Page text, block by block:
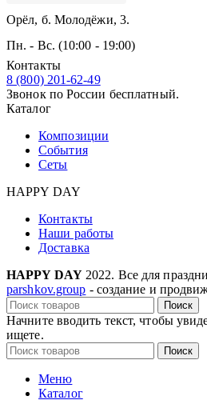
Орёл, б. Молодёжи, 3.
Пн. - Вс. (10:00 - 19:00)
Контакты
8 (800) 201-62-49
Звонок по России бесплатный.
Каталог
Композиции
События
Сеты
HAPPY DAY
Контакты
Наши работы
Доставка
HAPPY DAY 2022. Все для
parshkov.group - создание и
Поиск
Начните вводить текст, чтобы
ищете.
Поиск
Меню
Каталог